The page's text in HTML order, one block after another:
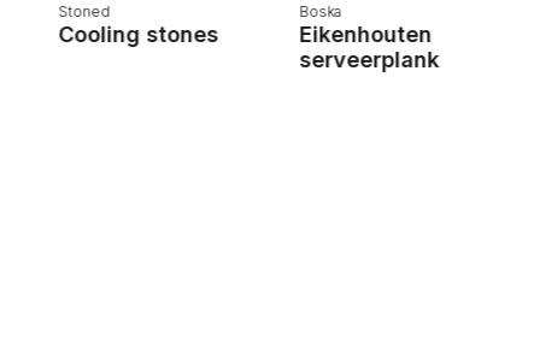
Stoned
Cooling stones
Boska
Eikenhouten
serveerplank